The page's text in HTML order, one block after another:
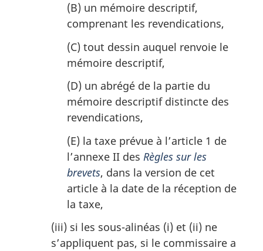
(B) un mémoire descriptif,
comprenant les revendications,
(C) tout dessin auquel renvoie le
mémoire descriptif,
(D) un abrégé de la partie du
mémoire descriptif distincte des
revendications,
(E) la taxe prévue à l’article 1 de
l’annexe II des Règles sur les
brevets, dans la version de cet
article à la date de la réception de
la taxe,
(iii) si les sous-alinéas (i) et (ii) ne
s’appliquent pas, si le commissaire a